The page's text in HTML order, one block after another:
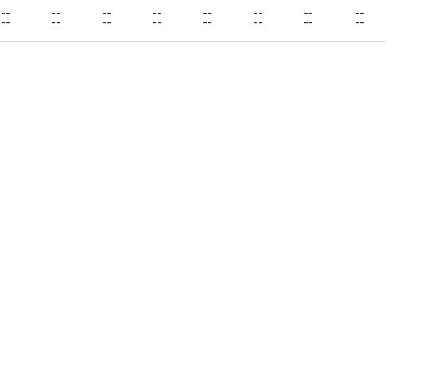
--
--
--
--
--
--
--
--
--
--
--
--
--
--
--
--